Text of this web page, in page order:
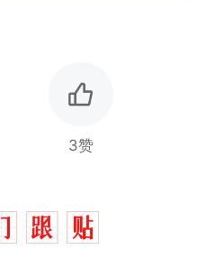
3赞
牙飞地休达边境，摩洛